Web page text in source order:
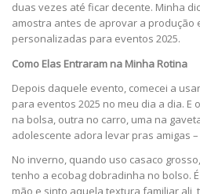
duas vezes até ficar decente. Minha
amostra antes de aprovar a produção
personalizadas para eventos 2025.
Como Elas Entraram na Minha Rotina
Depois daquele evento, comecei a
para eventos 2025 no meu dia a dia. E
na bolsa, outra no carro, uma na
adolescente adora levar pras amigas
No inverno, quando uso casaco
tenho a ecobag dobradinha no bolso.
mão e sinto aquela textura familiar ali,